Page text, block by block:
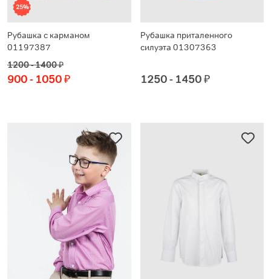
25%
Рубашка с карманом
01197387
1200 - 1400₽
900 - 1050₽
Рубашка приталенного
силуэта 01307363
1250 - 1450₽